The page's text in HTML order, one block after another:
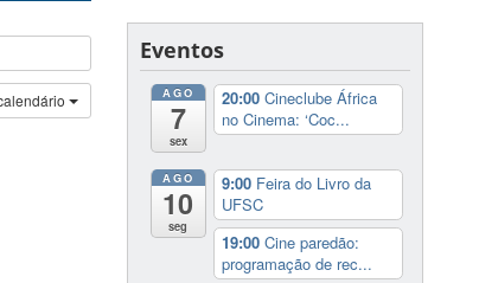
Eventos
AGO
7
sex
20:00 Cineclube África
no Cinema: ‘Coc...
AGO
10
seg
9:00 Feira do Livro da
UFSC
19:00 Cine paredão:
programação de rec...